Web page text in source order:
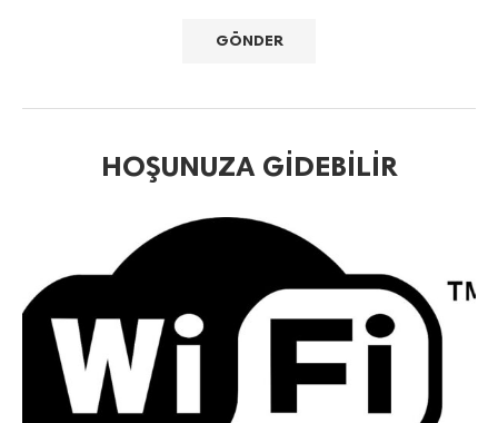
HOŞUNUZA GIDEBILIR